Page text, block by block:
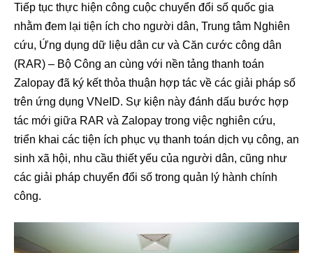
Tiếp tục thực hiện công cuộc chuyển đổi số quốc gia
nhằm đem lại tiện ích cho người dân, Trung tâm Nghiên
cứu, Ứng dụng dữ liệu dân cư và Căn cước công dân
(RAR) – Bộ Công an cùng với nền tảng thanh toán
Zalopay đã ký kết thỏa thuận hợp tác về các giải pháp số
trên ứng dụng VNeID. Sự kiện này đánh dấu bước hợp
tác mới giữa RAR và Zalopay trong việc nghiên cứu,
triển khai các tiện ích phục vụ thanh toán dịch vụ công, an
sinh xã hội, nhu cầu thiết yếu của người dân, cũng như
các giải pháp chuyển đổi số trong quản lý hành chính
công.